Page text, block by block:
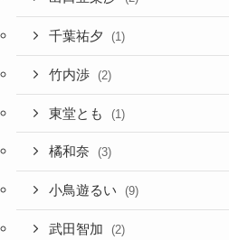
千葉祐夕 (1)
竹内渉 (2)
東堂とも (1)
橘和奈 (3)
小鳥遊るい (9)
武田智加 (2)